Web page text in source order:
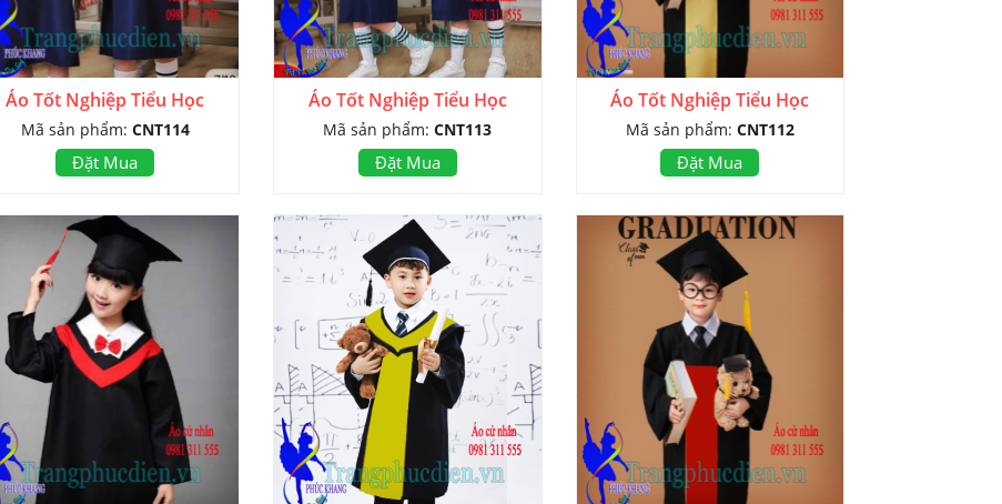
Áo Tốt Nghiệp Tiểu Học
Mã sản phẩm: CNT114
Đặt Mua
Áo Tốt Nghiệp Tiểu Học
Mã sản phẩm:CNT113
Đặt Mua
Áo Tốt Nghiệp Tiểu Học
Mã sản phẩm: CNT112
Đặt Mua